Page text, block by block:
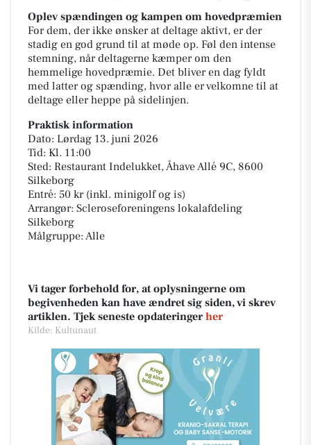
Oplev spændingen og kampen om hovedpræmien
For dem, der ikke ønsker at deltage aktivt, er der
stadig en god grund til at møde op. Føl den intense
stemning, når deltagerne kæmper om den
hemmelige hovedpræmie. Det bliver en dag fyldt
med latter og spænding, hvor alle er velkomne til at
deltage eller heppe på sidelinjen.
Praktisk information
Dato: Lørdag 13. juni 2026
Tid: Kl. 11:00
Sted: Restaurant Indelukket, Åhave Allé 9C, 8600
Silkeborg
Entré: 50 kr (inkl. minigolf og is)
Arrangør: Scleroseforeningens lokalafdeling
Silkeborg
Målgruppe: Alle
Vi tager forbehold for, at oplysningerne om
begivenheden kan have ændret sig siden, vi skrev
artiklen. Tjek seneste opdateringer her
Kilde: Kultunaut